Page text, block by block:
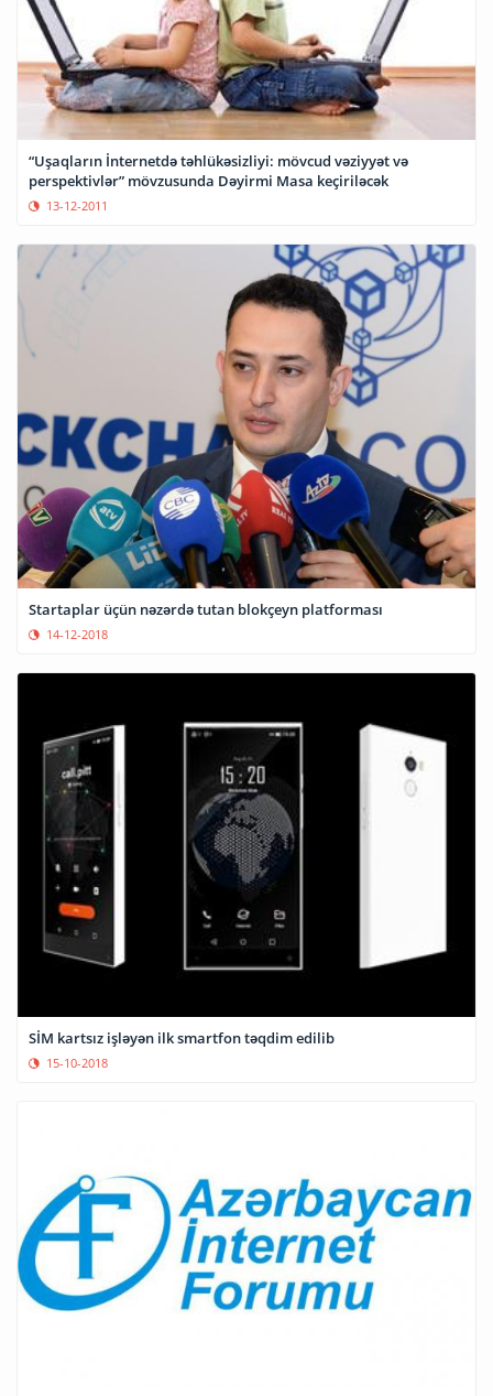
“Uşaqların İnternetdə təhlükəsizliyi: mövcud vəziyyət və
perspektivlər” mövzusunda Dəyirmi Masa keçiriləcək
13-12-2011
Startaplar üçün nəzərdə tutan blokçeyn platforması
14-12-2018
SİM kartsız işləyən ilk smartfon təqdim edilib
15-10-2018